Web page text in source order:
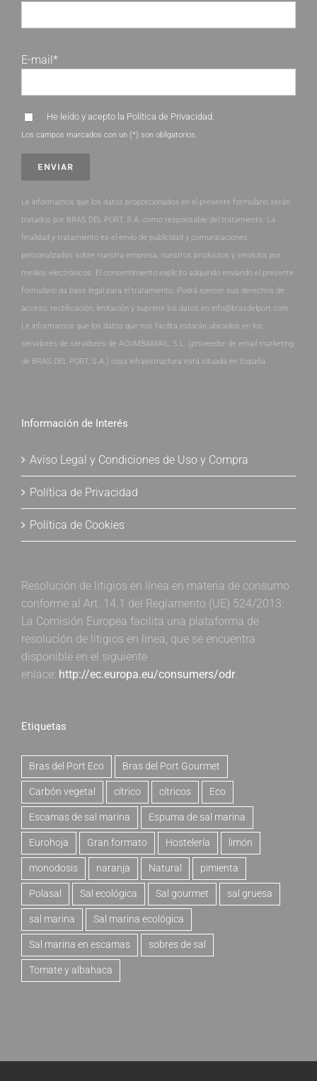
E-mail*
He leído y acepto la Política de Privacidad.
Los campos marcados con un (*) son obligatorios.
Le informamos que los datos proporcionados en el presente formulario serán
tratados por BRAS DEL PORT, S.A. como responsable del tratamiento. La
finalidad y tratamiento es el envío de publicidad y comunicaciones
personalizadas sobre nuestra empresa, nuestros productos y servicios por
medios electrónicos. El consentimiento explícito adquirido enviando el presente
formulario da base legal para el tratamiento. Podrá ejercer sus derechos de
acceso, rectificación, limitación y suprimir los datos en info@brasdelport.com.
Le informamos que los datos que nos facilita estarán ubicados en los
servidores de servidores de ACUMBAMAIL, S.L. (proveedor de email marketing
de BRAS DEL PORT, S.A.) cuya infraestructura está situada en España.
Información de Interés
Aviso Legal y Condiciones de Uso y Compra
Política de Privacidad
Política de Cookies
Resolución de litigios en línea en materia de consumo
conforme al Art. 14.1 del Reglamento (UE) 524/2013:
La Comisión Europea facilita una plataforma de
resolución de litigios en línea, que se encuentra
disponible en el siguiente
enlace: http://ec.europa.eu/consumers/odr.
Etiquetas
Bras del Port Eco Bras del Port Gourmet
Carbón vegetal cítrico cítricos Eco
Escamas de sal marina Espuma de sal marina
Eurohoja Gran formato Hostelería limón
monodosis naranja Natural pimienta
Polasal Sal ecológica Sal gourmet sal gruesa
sal marina Sal marina ecológica
Sal marina en escamas sobres de sal
Tomate y albahaca